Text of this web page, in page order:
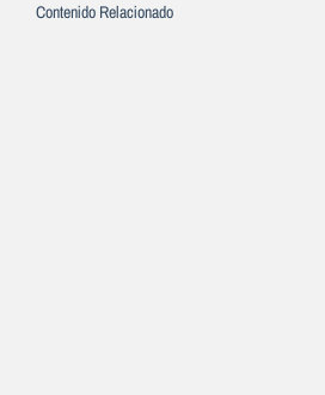
Contenido Relacionado